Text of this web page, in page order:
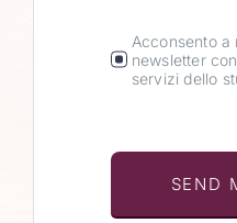
Acconsento a
newsletter
servizi dello
SEND